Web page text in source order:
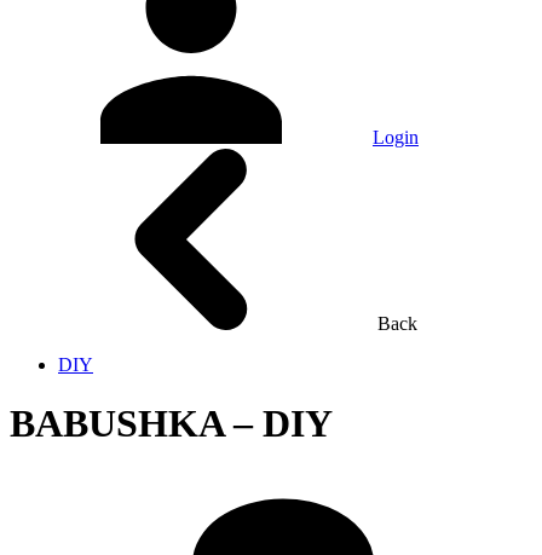
Login
Back
DIY
BABUSHKA – DIY